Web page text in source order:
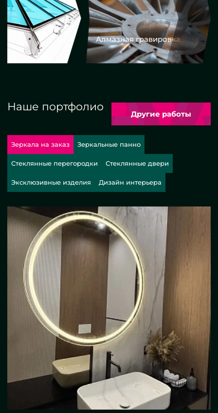
Алмазная гравировка
Наше портфолио
Другие работы
Зеркала на заказ Зеркальные панно
Стеклянные перегородки Стеклянные двери
Эксклюзивные изделия Дизайн интерьера